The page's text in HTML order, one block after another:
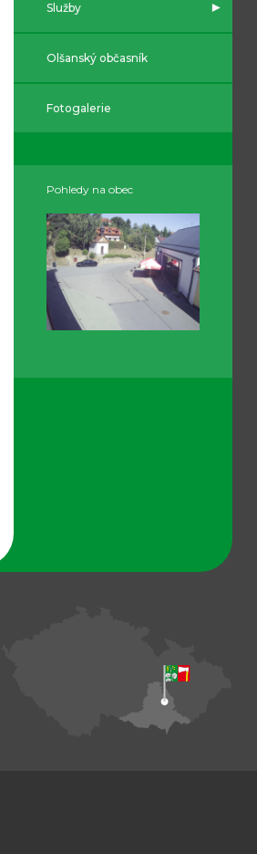
Služby
Olšanský občasník
Fotogalerie
Pohledy na obec